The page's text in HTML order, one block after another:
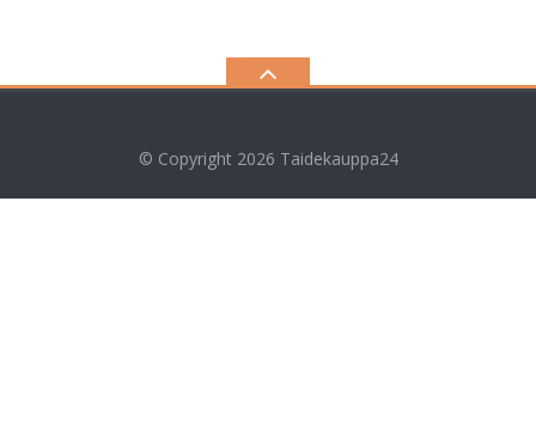
© Copyright 2026 Taidekauppa24